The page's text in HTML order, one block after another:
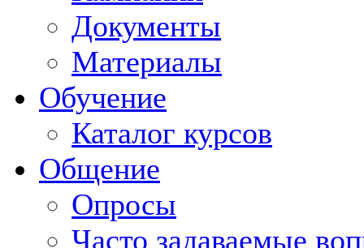
Документы
Материалы
Обучение
Каталог курсов
Общение
Опросы
Часто задаваемые